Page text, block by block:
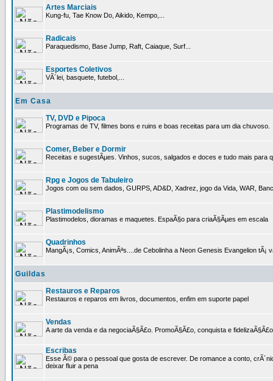
Artes Marciais
Kung-fu, Tae Know Do, Aikido, Kempo,...
Radicais
Paraquedismo, Base Jump, Raft, Caiaque, Surf...
Esportes Coletivos
VÃ´lei, basquete, futebol,...
Em Casa
TV, DVD e Pipoca
Programas de TV, filmes bons e ruins e boas receitas para um dia chuvoso.
Comer, Beber e Dormir
Receitas e sugestÃµes. Vinhos, sucos, salgados e doces e tudo mais para
Rpg e Jogos de Tabuleiro
Jogos com ou sem dados, GURPS, AD&D, Xadrez, jogo da Vida, WAR,
Plastimodelismo
Plastimodelos, dioramas e maquetes. EspaÃ§o para criaÃ§Ãµes em escala
Quadrinhos
MangÃ¡s, Comics, AnimÃªs....de Cebolinha a Neon Genesis Evangelion tÃ¡
Guildas
Restauros e Reparos
Restauros e reparos em livros, documentos, enfim em suporte papel
Vendas
A arte da venda e da negociaÃ§Ã£o. PromoÃ§Ã£o, conquista e
Escribas
Esse Ã© para o pessoal que gosta de escrever. De romance a conto,
deixar fluir a pena